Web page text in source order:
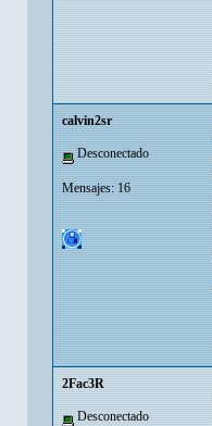
calvin2sr
Desconectado
Mensajes: 16
2Fac3R
Desconectado